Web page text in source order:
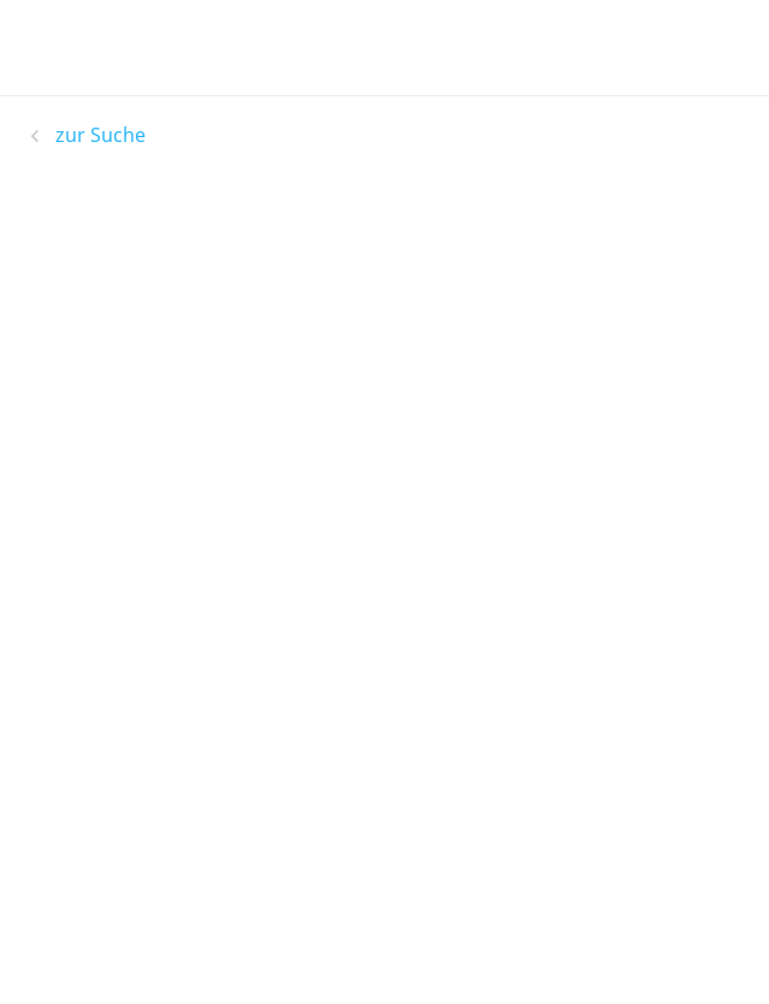
zur Suche